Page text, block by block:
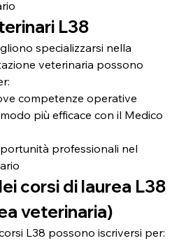
L38
specializzarsi nella
veterinaria possono
competenze operative
più efficace con il Medico
professionali nel
corsi di laurea L38
veterinaria)
L38 possono iscriversi per: